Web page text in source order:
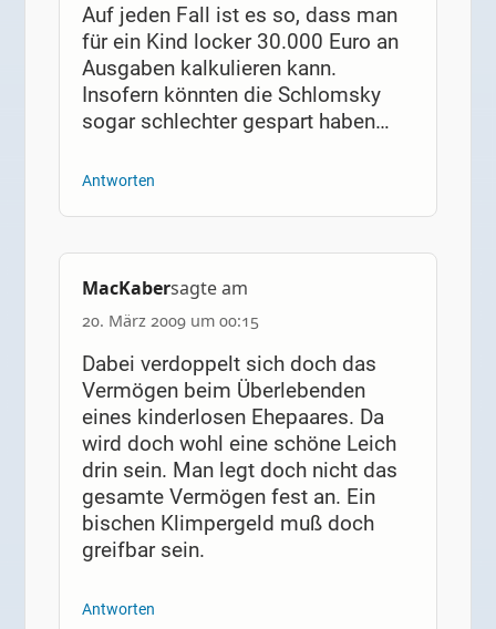
Auf jeden Fall ist es so, dass man
für ein Kind locker 30.000 Euro an
Ausgaben kalkulieren kann.
Insofern könnten die Schlomsky
sogar schlechter gespart haben…
Antworten
MacKabersagte am
20. März 2009 um 00:15
Dabei verdoppelt sich doch das
Vermögen beim Überlebenden
eines kinderlosen Ehepaares. Da
wird doch wohl eine schöne Leich
drin sein. Man legt doch nicht das
gesamte Vermögen fest an. Ein
bischen Klimpergeld muß doch
greifbar sein.
Antworten